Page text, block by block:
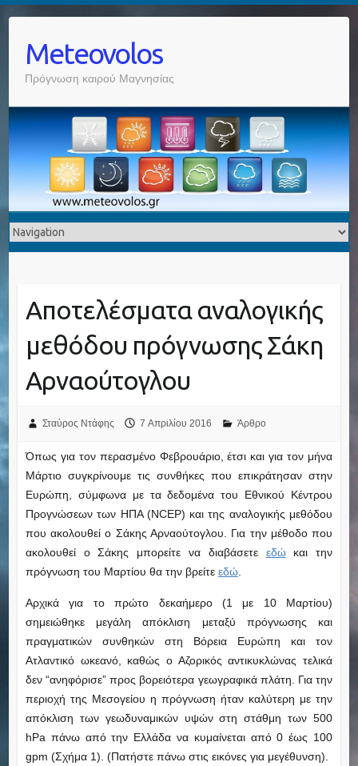
Meteovolos
Πρόγνωση καιρού Μαγνησίας
Αποτελέσματα αναλογικής
μεθόδου πρόγνωσης Σάκη
Αρναούτογλου
Σταύρος Ντάφης 7 Απριλίου 2016 Άρθρο
Όπως για τον περασμένο Φεβρουάριο, έτσι και για τον μήνα
Μάρτιο συγκρίνουμε τις συνθήκες που επικράτησαν στην
Ευρώπη, σύμφωνα με τα δεδομένα του Εθνικού Κέντρου
Προγνώσεων των ΗΠΑ (NCEP) και της αναλογικής μεθόδου
που ακολουθεί ο Σάκης Αρναούτογλου. Για την μέθοδο που
ακολουθεί ο Σάκης μπορείτε να διαβάσετε εδώκαι την
πρόγνωση του Μαρτίου θα την βρείτε εδώ.
Αρχικά για το πρώτο δεκαήμερο (1 με 10 Μαρτίου)
σημειώθηκε μεγάλη απόκλιση μεταξύ πρόγνωσης και
πραγματικών συνθηκών στη Βόρεια Ευρώπη και τον
Ατλαντικό ωκεανό, καθώς ο Αζορικός αντικυκλώνας τελικά
δεν “ανηφόρισε” προς βορειότερα γεωγραφικά πλάτη. Για την
περιοχή της Μεσογείου η πρόγνωση ήταν καλύτερη με την
απόκλιση των γεωδυναμικών υψών στη στάθμη των 500
hPa πάνω από την Ελλάδα να κυμαίνεται από 0 έως 100
gpm (Σχήμα 1). (Πατήστε πάνω στις εικόνες για μεγέθυνση).